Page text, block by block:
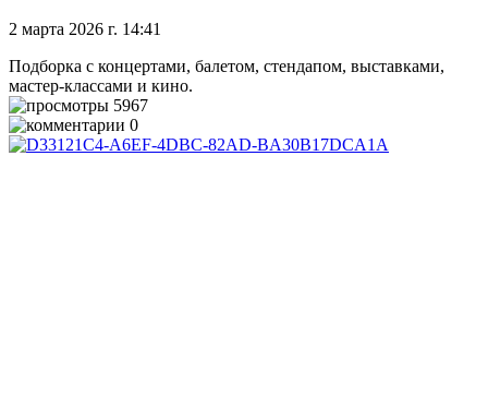
2 марта 2026 г. 14:41
Подборка с концертами, балетом, стендапом, выставками,
мастер-классами и кино.
5967
0